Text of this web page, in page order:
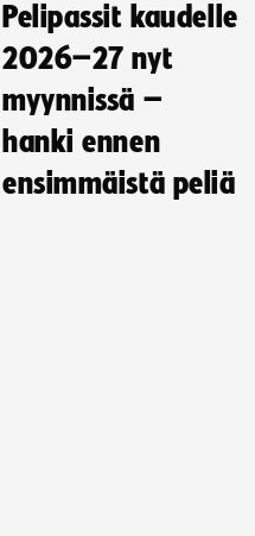
Pelipassit kaudelle
2026–27 nyt
myynnissä –
hanki ennen
ensimmäistä peliä